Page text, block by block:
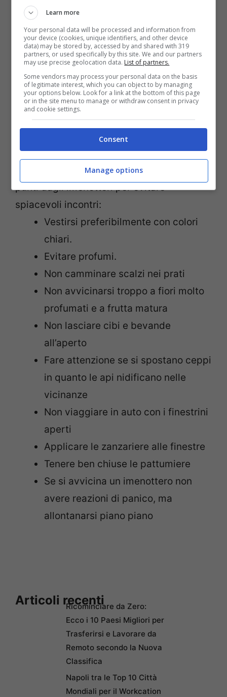
proteggendoli dalle reazioni dovute a
successive punture. Chi deve fare il
vaccino? Tutti i bambini e gli adolescenti
che hanno avuto una reazione allergica di
tipo sistemico; negli altri casi la scelta va
valutata caso per caso.
consigli utili
Italiana di Allergologia e Immunologia
Pediatrica per ridurre il rischio di essere
punti dagli imenotteri per evitare
spiacevoli incontri:
Vestirsi preferibilmente con colori
chiari.
Evitare profumi.
Non camminare scalzi nei prati
Non avvicinarsi troppo a fiori molto
profumati e a frutta matura
Non lasciare cibi e bevande
all’aperto
Fare attenzione se si spostano ceppi
in quanto le api nidificano nelle
vicinanze
Non viaggiare in auto con i finestrini
aperti
Applicare le zanzariere alle finestre
Tenere ben chiuse le pattumiere
Se si avvicina un imenottero non
avere reazioni di panico, ma
allontanarsi piano piano
Articoli recentiRicominciare da Zero:
Ecco i 10 Paesi Migliori per
Trasferirsi e Lavorare da
Remoto secondo la Nuova
Classifica
Napoli tra le Top 10 Città
Mondiali per il Workcation
Learn more
Your personal data will be processed and information from
your device (cookies, unique identifiers, and other device
data) may be stored by, accessed by and shared with 319
partners, or used specifically by this site. We and our partners
may use precise geolocation data. List of partners.
Some vendors may process your personal data on the basis
of legitimate interest, which you can object to by managing
your options below. Look for a link at the bottom of this page
or in the site menu to manage or withdraw consent in privacy
and cookie settings.
Consent
Manage options